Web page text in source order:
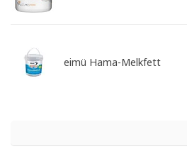
eimü Hama-Melkfett